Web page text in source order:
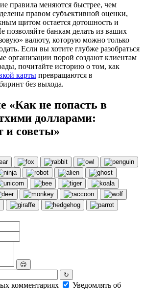
правила меняются быстрее, чем
правом субъективной оценки,
щитом остается дотошность и
позволяйте банкам делать из ваших
валюту, которую можно только
Если вы хотите глубже разобраться
организации порой создают клиентам
почитайте историю о том, как
карты превращаются в
без выхода.
«Как не попасть в
долларами:
советы»
😊
↻
комментариях
Уведомлять об